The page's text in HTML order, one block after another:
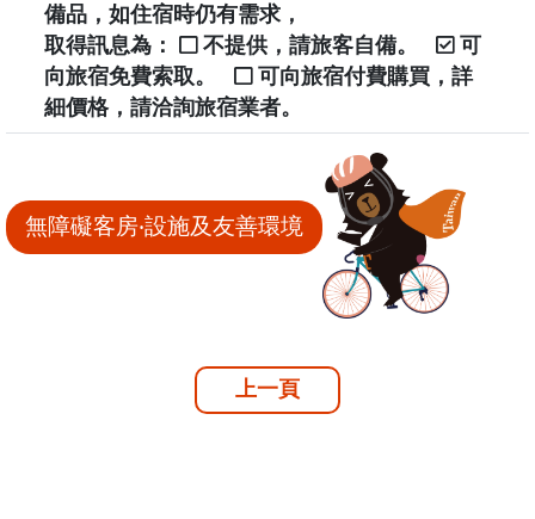
備品，如住宿時仍有需求，
取得訊息為：
不提供，請旅客自備。
可
向旅宿免費索取。
可向旅宿付費購買，詳
細價格，請洽詢旅宿業者。
無障礙客房‧設施及友善環境
上一頁